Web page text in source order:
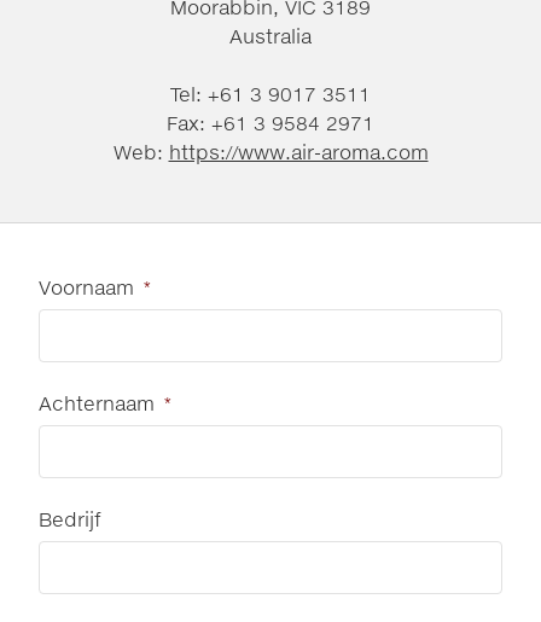
Moorabbin, VIC 3189
Australia
Tel: +61 3 9017 3511
Fax: +61 3 9584 2971
Web: https://www.air-aroma.com
Voornaam *
Achternaam *
Bedrijf